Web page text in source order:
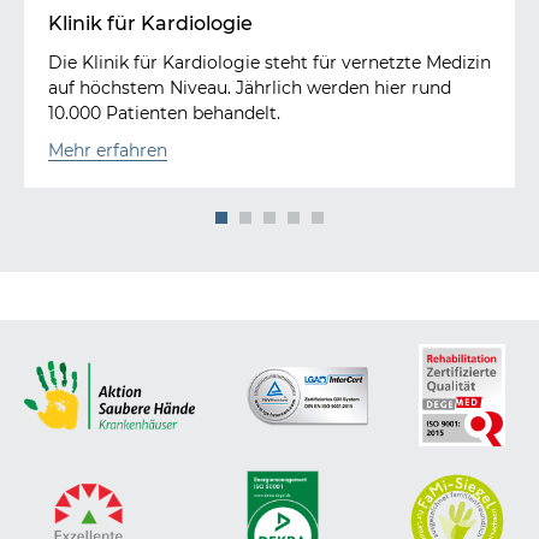
Klinik für Kardiologie
Die Klinik für Kardiologie steht für vernetzte Medizin
auf höchstem Niveau. Jährlich werden hier rund
10.000 Patienten behandelt.
Mehr erfahren
4